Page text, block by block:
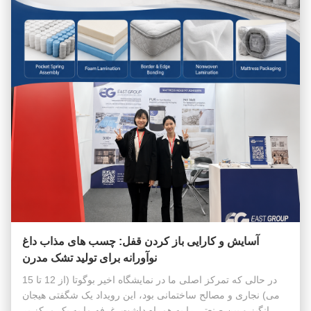
آسایش و کارایی باز کردن قفل: چسب های مذاب داغ
نوآورانه برای تولید تشک مدرن
در حالی که تمرکز اصلی ما در نمایشگاه اخیر بوگوتا (از 12 تا 15
می) نجاری و مصالح ساختمانی بود، این رویداد یک شگفتی هیجان